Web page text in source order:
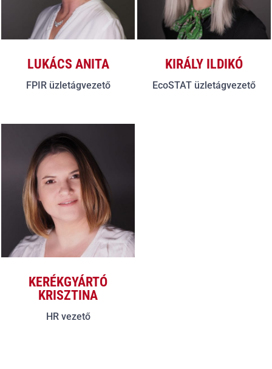
LUKÁCS ANITA
FPIR üzletágvezető
KIRÁLY ILDIKÓ
EcoSTAT üzletágvezető
KERÉKGYÁRTÓ
KRISZTINA
HR vezető